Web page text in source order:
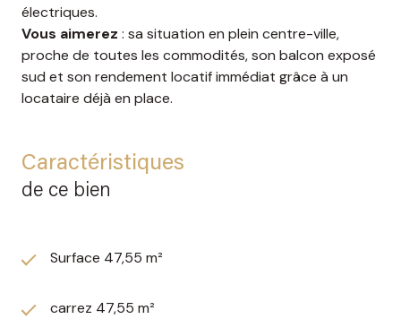
électriques.
Vous aimerez : sa situation en plein centre-ville,
proche de toutes les commodités, son balcon exposé
sud et son rendement locatif immédiat grâce à un
locataire déjà en place.
Caractéristiques
de ce bien
Surface 47,55 m²
carrez 47,55 m²